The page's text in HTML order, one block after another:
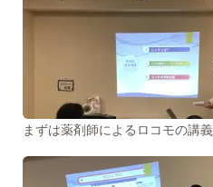
まずは薬剤師によるロコモの講義